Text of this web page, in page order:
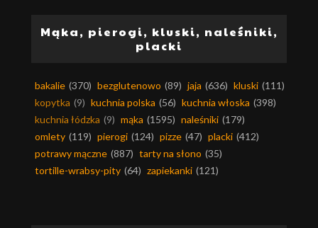
Mąka, pierogi, kluski, naleśniki,
placki
bakalie (370) bezglutenowo (89) jaja (636) kluski (111)
kopytka (9) kuchnia polska (56) kuchnia włoska (398)
kuchnia łódzka (9) mąka (1595) naleśniki (179)
omlety (119) pierogi (124) pizze (47) placki (412)
potrawy mączne (887) tarty na słono (35)
tortille-wrabsy-pity (64) zapiekanki (121)